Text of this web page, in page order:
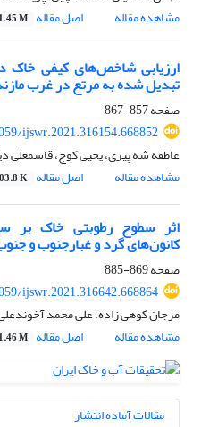
مشاهده مقاله
اصل مقاله 1.45 M
ارزیابی شاخص‌های کیفی خاک
تبدیل شده به مرتع در غرب
صفحه857-867
ijswr.2021.316154.668852
عاطفه شه پیری، یحیی کوچ، قاسمعلی
مشاهده مقاله
اصل مقاله K
اثر سطوح رطوبتی خاک بر
کانون‌های گرد و غبارجنوب و
صفحه869-885
ijswr.2021.316642.668864
مرجان کوهی زاده، علی محمد
مشاهده مقاله
اصل مقاله 1.46 M
مقالات آماده انتشار